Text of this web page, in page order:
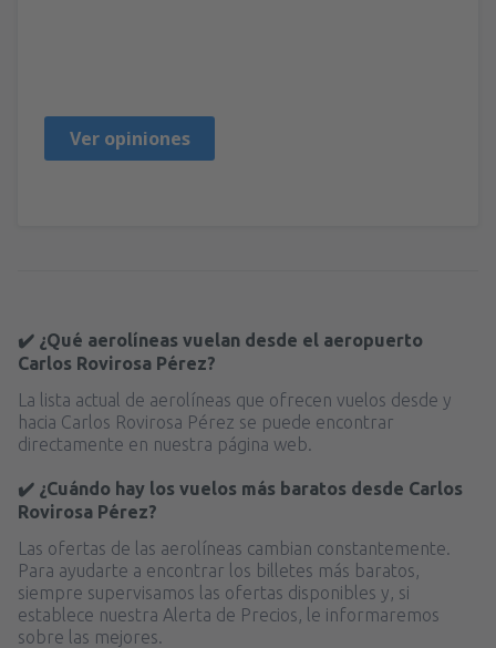
Ver opiniones
✔️ ¿Qué aerolíneas vuelan desde el aeropuerto
Carlos Rovirosa Pérez?
La lista actual de aerolíneas que ofrecen vuelos desde y
hacia Carlos Rovirosa Pérez se puede encontrar
directamente en nuestra página web.
✔️ ¿Cuándo hay los vuelos más baratos desde Carlos
Rovirosa Pérez?
Las ofertas de las aerolíneas cambian constantemente.
Para ayudarte a encontrar los billetes más baratos,
siempre supervisamos las ofertas disponibles y, si
establece nuestra Alerta de Precios, le informaremos
sobre las mejores.